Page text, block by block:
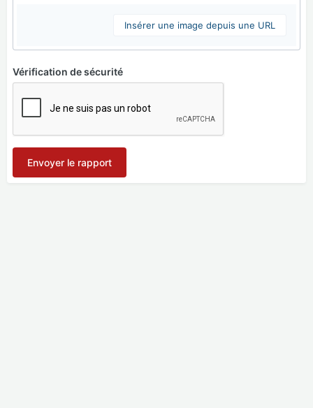
Insérer une image depuis une URL
Vérification de sécurité
Envoyer le rapport